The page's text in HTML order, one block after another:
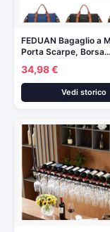
FEDUAN Bagaglio a
Porta Scarpe, Borsa…
34,98 €
Vedi storico